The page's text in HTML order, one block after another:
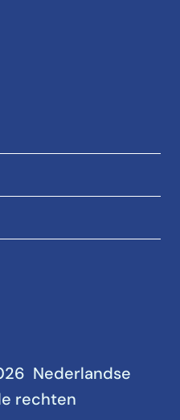
Nederlandse
rechten